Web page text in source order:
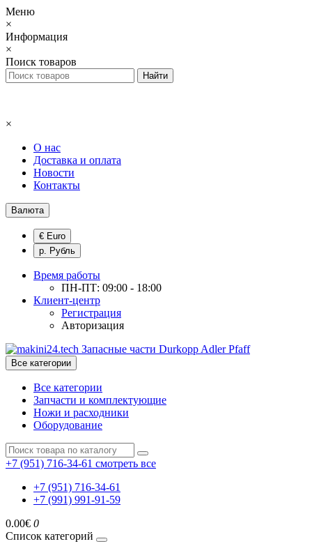
Меню
×
Информация
×
Поиск товаров
×
О нас
Доставка и оплата
Новости
Контакты
Валюта
€ Euro
р. Рубль
Время работы
ПН-ПТ: 09:00 - 18:00
Клиент-центр
Регистрация
Авторизация
Все категории
Все категории
Запчасти и комплектующие
Ножи и расходники
Оборудование
+7 (951) 716-34-61 смотреть все
+7 (951) 716-34-61
+7 (991) 991-91-59
0.00€ 0
Список категорий